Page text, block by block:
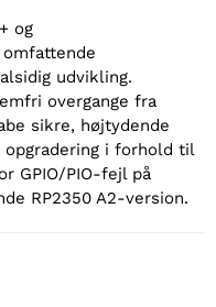
og
udvikling.
overgange fra
sikre, højtydende
i forhold til
GPIO/PIO-fejl på
RP2350 A2-version.